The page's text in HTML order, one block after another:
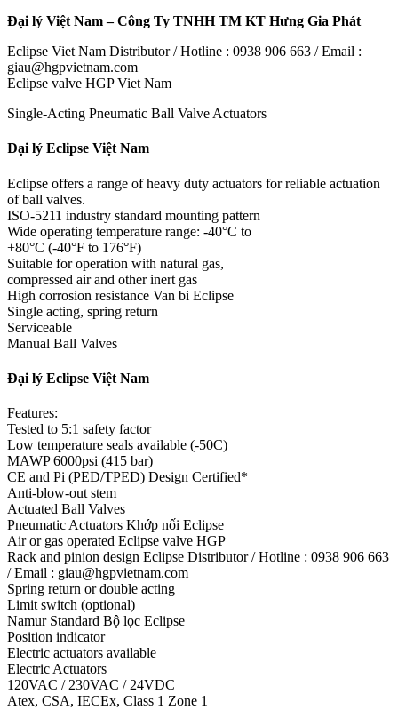
Đại lý Việt Nam – Công Ty TNHH TM KT Hưng Gia Phát
Eclipse Viet Nam Distributor / Hotline : 0938 906 663 / Email :
giau@hgpvietnam.com
Eclipse valve HGP Viet Nam
Single-Acting Pneumatic Ball Valve Actuators
Đại lý Eclipse Việt Nam
Eclipse offers a range of heavy duty actuators for reliable actuation
of ball valves.
ISO-5211 industry standard mounting pattern
Wide operating temperature range: -40°C to
+80°C (-40°F to 176°F)
Suitable for operation with natural gas,
compressed air and other inert gas
High corrosion resistance Van bi Eclipse
Single acting, spring return
Serviceable
Manual Ball Valves
Đại lý Eclipse Việt Nam
Features:
Tested to 5:1 safety factor
Low temperature seals available (-50C)
MAWP 6000psi (415 bar)
CE and Pi (PED/TPED) Design Certified*
Anti-blow-out stem
Actuated Ball Valves
Pneumatic Actuators Khớp nối Eclipse
Air or gas operated Eclipse valve HGP
Rack and pinion design Eclipse Distributor / Hotline : 0938 906 663
/ Email : giau@hgpvietnam.com
Spring return or double acting
Limit switch (optional)
Namur Standard Bộ lọc Eclipse
Position indicator
Electric actuators available
Electric Actuators
120VAC / 230VAC / 24VDC
Atex, CSA, IECEx, Class 1 Zone 1